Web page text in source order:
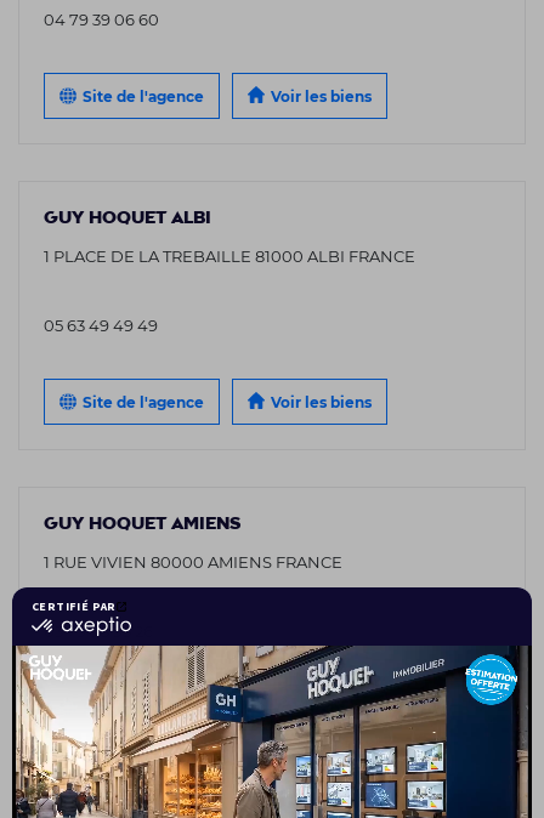
04 79 39 06 60
Site de l'agence Voir les biens
GUY HOQUET ALBI
1 PLACE DE LA TREBAILLE 81000 ALBI FRANCE
05 63 49 49 49
Site de l'agence Voir les biens
GUY HOQUET AMIENS
1 RUE VIVIEN 80000 AMIENS FRANCE
03 75 08 95 26
Site de l'agence Voir les biens